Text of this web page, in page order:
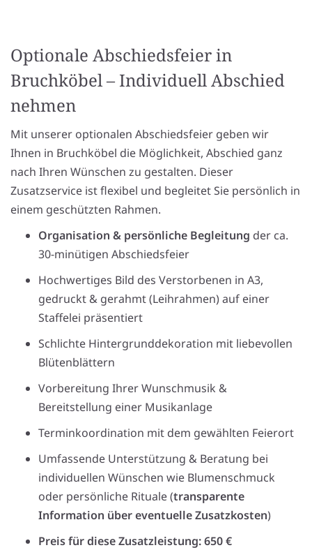
Optionale Abschiedsfeier in
Bruchköbel – Individuell Abschied
nehmen
Mit unserer optionalen Abschiedsfeier geben wir
Ihnen in Bruchköbel die Möglichkeit, Abschied ganz
nach Ihren Wünschen zu gestalten. Dieser
Zusatzservice ist flexibel und begleitet Sie persönlich in
einem geschützten Rahmen.
Organisation & persönliche Begleitung der ca.
30-minütigen Abschiedsfeier
Hochwertiges Bild des Verstorbenen in A3,
gedruckt & gerahmt (Leihrahmen) auf einer
Staffelei präsentiert
Schlichte Hintergrunddekoration mit liebevollen
Blütenblättern
Vorbereitung Ihrer Wunschmusik &
Bereitstellung einer Musikanlage
Terminkoordination mit dem gewählten Feierort
Umfassende Unterstützung & Beratung bei
individuellen Wünschen wie Blumenschmuck
oder persönliche Rituale (transparente
Information über eventuelle Zusatzkosten)
Preis für diese Zusatzleistung: 650 €